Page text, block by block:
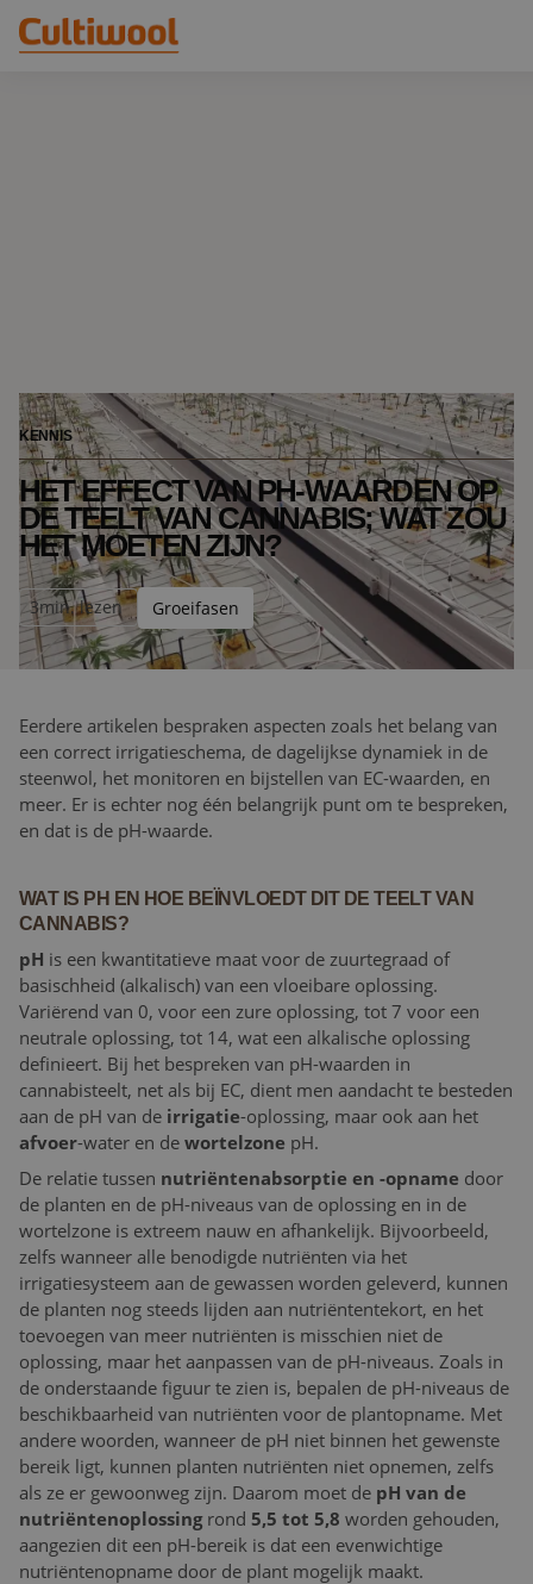
KENNIS
HET EFFECT VAN PH-WAARDEN OP
DE TEELT VAN CANNABIS; WAT ZOU
HET MOETEN ZIJN?
3min. lezen Groeifasen
Eerdere artikelen bespraken aspecten zoals het belang van
een correct irrigatieschema, de dagelijkse dynamiek in de
steenwol, het monitoren en bijstellen van EC-waarden, en
meer. Er is echter nog één belangrijk punt om te bespreken,
en dat is de pH-waarde.
WAT IS PH EN HOE BEÏNVLOEDT DIT DE TEELT VAN
CANNABIS?
pH is een kwantitatieve maat voor de zuurtegraad of
basischheid (alkalisch) van een vloeibare oplossing.
Variërend van 0, voor een zure oplossing, tot 7 voor een
neutrale oplossing, tot 14, wat een alkalische oplossing
definieert. Bij het bespreken van pH-waarden in
cannabisteelt, net als bij EC, dient men aandacht te besteden
aan de pH van de irrigatie-oplossing, maar ook aan het
afvoer-water en de wortelzone pH.
De relatie tussen nutriëntenabsorptie en -opname door
de planten en de pH-niveaus van de oplossing en in de
wortelzone is extreem nauw en afhankelijk. Bijvoorbeeld,
zelfs wanneer alle benodigde nutriënten via het
irrigatiesysteem aan de gewassen worden geleverd, kunnen
de planten nog steeds lijden aan nutriëntentekort, en het
toevoegen van meer nutriënten is misschien niet de
oplossing, maar het aanpassen van de pH-niveaus. Zoals in
de onderstaande figuur te zien is, bepalen de pH-niveaus de
beschikbaarheid van nutriënten voor de plantopname. Met
andere woorden, wanneer de pH niet binnen het gewenste
bereik ligt, kunnen planten nutriënten niet opnemen, zelfs
als ze er gewoonweg zijn. Daarom moet de pH van de
nutriëntenoplossingrond 5,5 tot 5,8 worden gehouden,
aangezien dit een pH-bereik is dat een evenwichtige
nutriëntenopname door de plant mogelijk maakt.